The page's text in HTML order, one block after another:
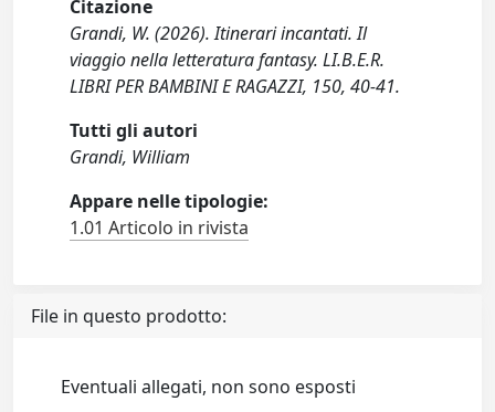
Citazione
Grandi, W. (2026). Itinerari incantati. Il
viaggio nella letteratura fantasy. LI.B.E.R.
LIBRI PER BAMBINI E RAGAZZI, 150, 40-41.
Tutti gli autori
Grandi, William
Appare nelle tipologie:
1.01 Articolo in rivista
File in questo prodotto:
Eventuali allegati, non sono esposti